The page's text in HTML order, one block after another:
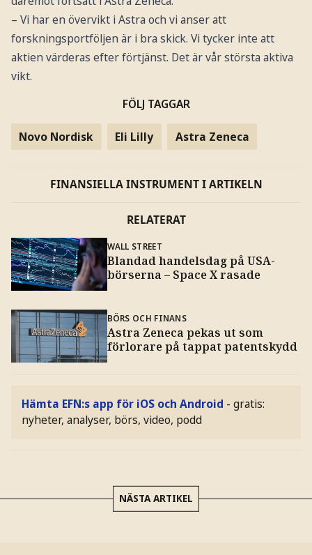
– Vi har en övervikt i Astra och vi anser att
forskningsportföljen är i bra skick. Vi tycker inte att
aktien värderas efter förtjänst. Det är vår största aktiva
vikt.
FÖLJ TAGGAR
Novo Nordisk Eli Lilly Astra Zeneca
FINANSIELLA INSTRUMENT I ARTIKELN
RELATERAT
WALL STREET
Blandad handelsdag på USA-
börserna – Space X rasade
BÖRS OCH FINANS
Astra Zeneca pekas ut som
förlorare på tappat patentskydd
Hämta EFN:s app för iOS och Android - gratis:
nyheter, analyser, börs, video, podd
NÄSTA ARTIKEL